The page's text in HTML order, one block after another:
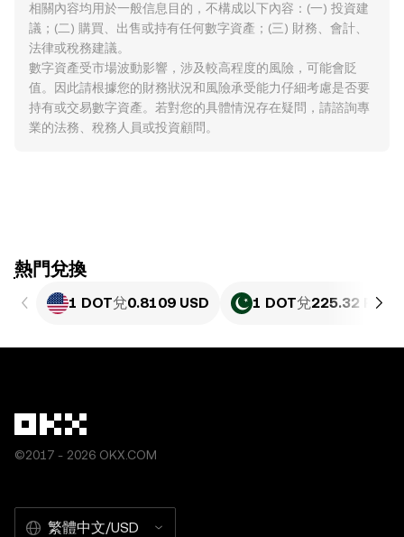
相關內容均用於一般信息目的，不構成以下內容：(一) 投資建
議；(二) 購買、出售或持有任何數字資產；(三) 財務、會計、
法律或稅務建議。
數字資產受市場波動影響，涉及較高程度的風險，可能會貶
值。因此請根據您的財務狀況和風險承受能力仔細考慮是否要
持有或交易數字資產。若對您的具體情況存在疑問，請諮詢專
業的法務、稅務人員或投資顧問。
ִִִִִִִִִִִִִִִִִִִִִִִִִִִִִִִִִִִִִִִִִִִִִִִִ熱門兌換
1 DOT兌0.8109 USD 1 DOT兌225.32 PKR
©2017 - 2026 OKX.COM
繁體中文/USD